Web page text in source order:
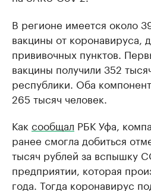
В регионе имеется около
вакцины от коронавируса,
прививочных пунктов.
вакцины получили 352
республики. Оба
265 тысяч человек.
Как сообщал РБК Уфа,
ранее смогла добиться
тысяч рублей за вспышку
предприятии, которая
года. Тогда коронавирус